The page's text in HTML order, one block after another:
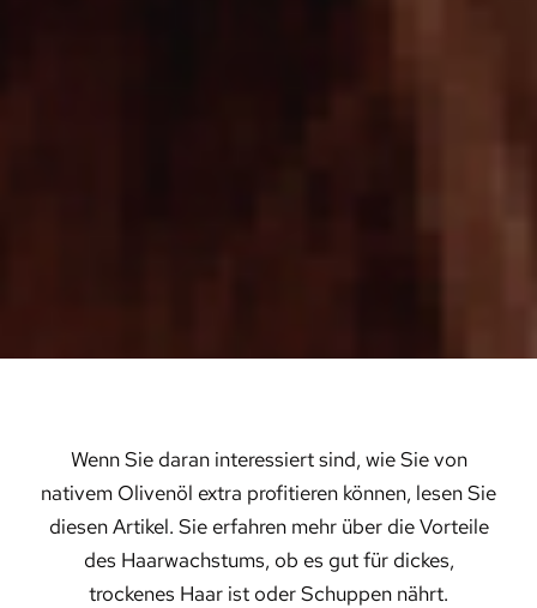
Wenn Sie daran interessiert sind, wie Sie von
nativem Olivenöl extra profitieren können, lesen Sie
diesen Artikel. Sie erfahren mehr über die Vorteile
des Haarwachstums, ob es gut für dickes,
trockenes Haar ist oder Schuppen nährt.